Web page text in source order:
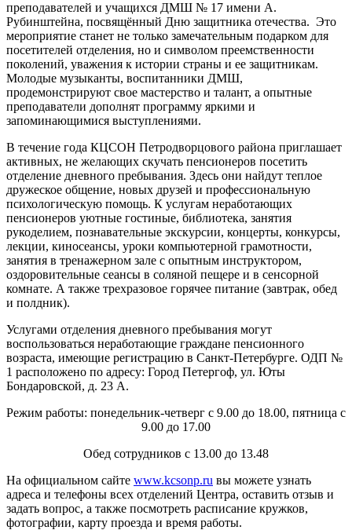
преподавателей и учащихся ДМШ № 17 имени А.
Рубинштейна, посвящённый Дню защитника отечества. Это
мероприятие станет не только замечательным подарком для
посетителей отделения, но и символом преемственности
поколений, уважения к истории страны и ее защитникам.
Молодые музыканты, воспитанники ДМШ,
продемонстрируют свое мастерство и талант, а опытные
преподаватели дополнят программу яркими и
запоминающимися выступлениями.
В течение года КЦСОН Петродворцового района приглашает
активных, не желающих скучать пенсионеров посетить
отделение дневного пребывания. Здесь они найдут теплое
дружеское общение, новых друзей и профессиональную
психологическую помощь. К услугам неработающих
пенсионеров уютные гостиные, библиотека, занятия
рукоделием, познавательные экскурсии, концерты, конкурсы,
лекции, киносеансы, уроки компьютерной грамотности,
занятия в тренажерном зале с опытным инструктором,
оздоровительные сеансы в соляной пещере и в сенсорной
комнате. А также трехразовое горячее питание (завтрак, обед
и полдник).
Услугами отделения дневного пребывания могут
воспользоваться неработающие граждане пенсионного
возраста, имеющие регистрацию в Санкт-Петербурге. ОДП №
1 расположено по адресу: Город Петергоф, ул. Юты
Бондаровской, д. 23 А.
Режим работы: понедельник-четверг с 9.00 до 18.00, пятница с
9.00 до 17.00
Обед сотрудников с 13.00 до 13.48
На официальном сайте www.kcsonp.ru вы можете узнать
адреса и телефоны всех отделений Центра, оставить отзыв и
задать вопрос, а также посмотреть расписание кружков,
фотографии, карту проезда и время работы.